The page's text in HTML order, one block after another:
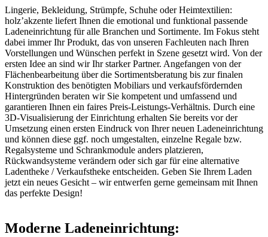
Lingerie, Bekleidung, Strümpfe, Schuhe oder Heimtextilien:
holz’akzente liefert Ihnen die emotional und funktional passende
Ladeneinrichtung für alle Branchen und Sortimente. Im Fokus steht
dabei immer Ihr Produkt, das von unseren Fachleuten nach Ihren
Vorstellungen und Wünschen perfekt in Szene gesetzt wird. Von der
ersten Idee an sind wir Ihr starker Partner. Angefangen von der
Flächenbearbeitung über die Sortimentsberatung bis zur finalen
Konstruktion des benötigten Mobiliars und verkaufsfördernden
Hintergründen beraten wir Sie kompetent und umfassend und
garantieren Ihnen ein faires Preis-Leistungs-Verhältnis. Durch eine
3D-Visualisierung der Einrichtung erhalten Sie bereits vor der
Umsetzung einen ersten Eindruck von Ihrer neuen Ladeneinrichtung
und können diese ggf. noch umgestalten, einzelne Regale bzw.
Regalsysteme und Schrankmodule anders platzieren,
Rückwandsysteme verändern oder sich gar für eine alternative
Ladentheke / Verkaufstheke entscheiden. Geben Sie Ihrem Laden
jetzt ein neues Gesicht – wir entwerfen gerne gemeinsam mit Ihnen
das perfekte Design!
Moderne Ladeneinrichtung: